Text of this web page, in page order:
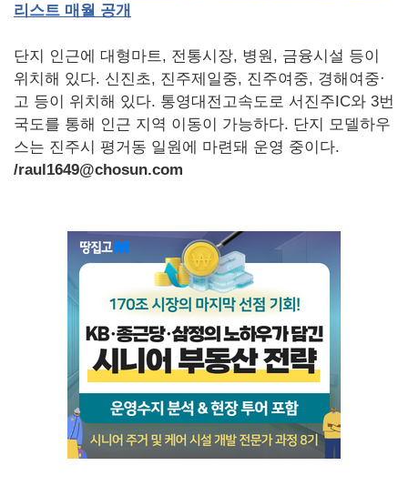
리스트 매월 공개
단지 인근에 대형마트, 전통시장, 병원, 금융시설 등이
위치해 있다. 신진초, 진주제일중, 진주여중, 경해여중·
고 등이 위치해 있다. 통영대전고속도로 서진주IC와 3번
국도를 통해 인근 지역 이동이 가능하다. 단지 모델하우
스는 진주시 평거동 일원에 마련돼 운영 중이다.
/raul1649@chosun.com